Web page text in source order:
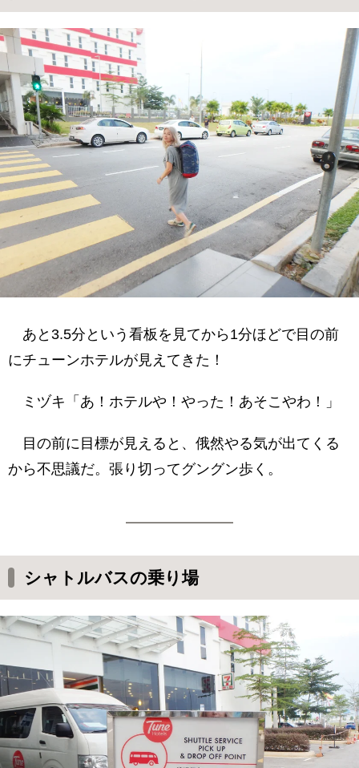
あと3.5分という看板を見てから1分ほどで目の前
にチューンホテルが見えてきた！
ミヅキ「あ！ホテルや！やった！あそこやわ！」
目の前に目標が見えると、俄然やる気が出てくる
から不思議だ。張り切ってグングン歩く。
シャトルバスの乗り場